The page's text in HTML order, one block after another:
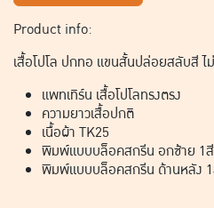
Product info:
เสื้อโปโล ปกทอ แขนสั้นปล่อยสลับสี ไ
แพทเทิร์น เสื้อโปโลทรงตรง
ความยาวเสื้อปกติ
เนื้อผ้า TK25
พิมพ์แบบบล็อคสกรีน อกซ้าย 1สี
พิมพ์แบบบล็อคสกรีน ด้านหลัง 1